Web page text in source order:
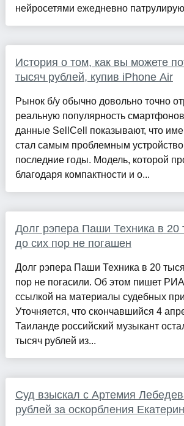
нейросетями ежедневно
История о том, как вы можете
тысяч рублей, купив iPhone Air
Рынок б/у обычно довольно точно
реальную популярность
данные SellCell показывают, что
стал самым проблемным
последние годы. Модель, которой
благодаря компактности и о...
Долг рэпера Паши Техника в 20
до сих пор не погашен
Долг рэпера Паши Техника в 20
пор не погасили. Об этом пишет
ссылкой на материалы судебных
Уточняется, что скончавшийся 4
Таиланде российский музыкант
тысяч рублей из...
Суд взыскал с Артемия
рублей за оскорбления